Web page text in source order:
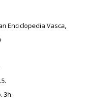
Enciclopedia Vasca,
3h.